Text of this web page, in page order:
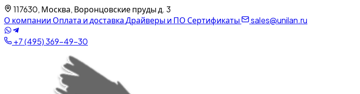
117630, Москва, Воронцовские пруды д. 3
О компании Оплата и доставкаДрайверы и ПО Сертификаты sales@unilan.ru
+7 (495) 369-49-30